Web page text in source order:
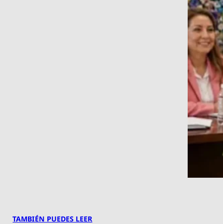
TAMBIÉN PUEDES LEER